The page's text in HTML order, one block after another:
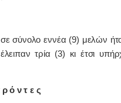
σύνολο εννέα (9) μελών
τρία (3) κι έτσι
ρ ό ν τ ε ς